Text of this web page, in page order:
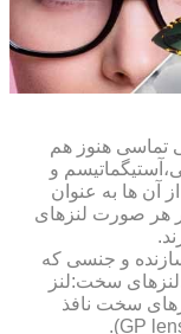
تماسی هنوز هم
و
آن ها به عنوان
هر صورت لنزهای
و جنسی که
سخت:لنز
سخت نافذ